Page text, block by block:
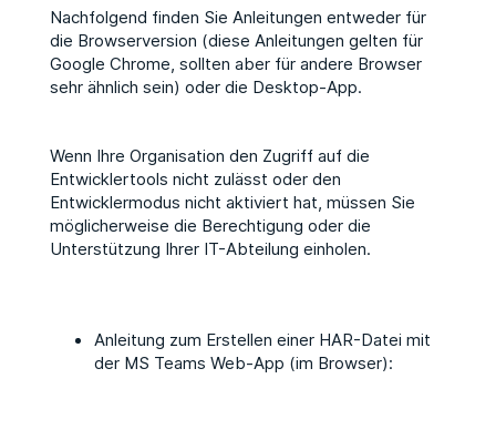
Nachfolgend finden Sie Anleitungen entweder für
die Browserversion (diese Anleitungen gelten für
Google Chrome, sollten aber für andere Browser
sehr ähnlich sein) oder die Desktop-App.
Wenn Ihre Organisation den Zugriff auf die
Entwicklertools nicht zulässt oder den
Entwicklermodus nicht aktiviert hat, müssen Sie
möglicherweise die Berechtigung oder die
Unterstützung Ihrer IT-Abteilung einholen.
Anleitung zum Erstellen einer HAR-Datei mit
der MS Teams Web-App (im Browser):